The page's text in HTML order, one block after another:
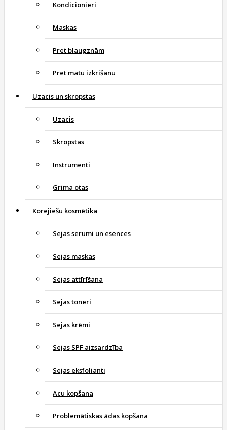
Kondicionieri
Maskas
Pret blaugznām
Pret matu izkrišanu
Uzacis un skropstas
Uzacis
Skropstas
Instrumenti
Grima otas
Korejiešu kosmētika
Sejas serumi un esences
Sejas maskas
Sejas attīrīšana
Sejas toneri
Sejas krēmi
Sejas SPF aizsardzība
Sejas eksfolianti
Acu kopšana
Problemātiskas ādas kopšana